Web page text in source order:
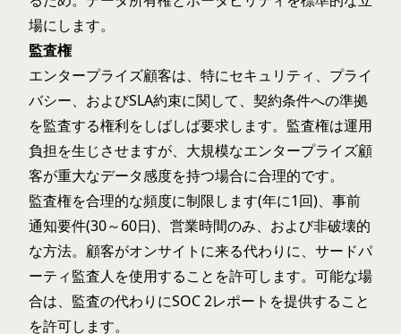
場にします。
監査権
エンタープライズ顧客は、特にセキュリティ、プライ
バシー、およびSLA約束に関して、契約条件への準拠
を監査する権利をしばしば要求します。監査権は運用
負担を生じさせますが、大規模なエンタープライズ顧
客が重大なデータ感度を持つ場合に合理的です。
監査権を合理的な頻度に制限します(年に1回)、事前
通知要件(30～60日)、営業時間のみ、および非破壊的
な方法。顧客がオンサイトに来る代わりに、サードパ
ーティ監査人を使用することを許可します。可能な場
合は、監査の代わりにSOC 2レポートを提供すること
を許可します。